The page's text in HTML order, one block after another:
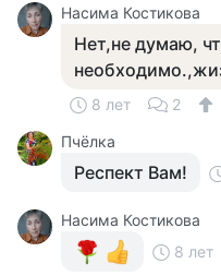
Насима Костикова
Нет,не думаю,
8 лет 2
Пчёлка
Респект Вам!
Насима Костикова
8 лет